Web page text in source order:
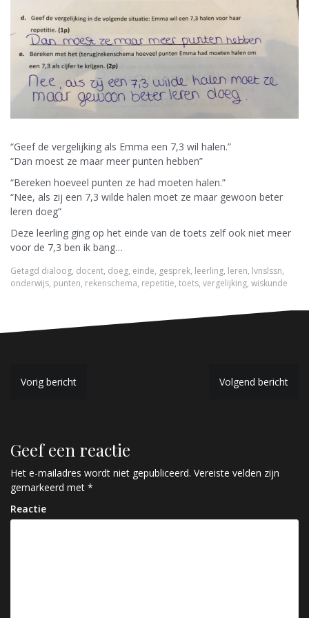
“Geef de vergelijking als Emma een 7,3 wil halen.”
“Dan moest ze maar meer punten hebben”
“Bereken hoeveel punten ze had moeten halen.”
“Nee, als zij een 7,3 wilde halen moet ze maar gewoon beter
leren doeg”
Deze leerling ging op het einde van de toets zelf ook niet meer
voor de 7,3 ben ik bang…
Getagd dialoog, docent, doeg, einde, gesprek, leerling, leren, lvnslssn,
onderwijs, punten, rekenschema, repetitie, toets, vergelijking, wiskunde
B
i
c
h
t
Vorig bericht Volgend bericht
Geef een reactie
Het e-mailadres wordt niet gepubliceerd. Vereiste velden zijn
gemarkeerd met *
Reactie